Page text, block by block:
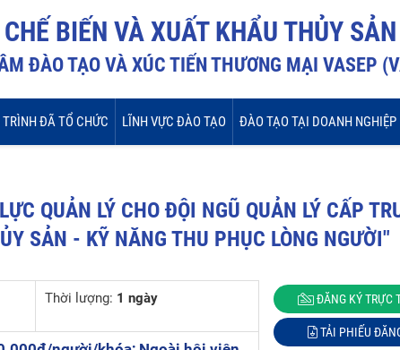
BIẾN VÀ XUẤT KHẨU THỦY
ĐÀO TẠO VÀ XÚC TIẾN THƯƠNG MẠI VASEP
TRÌNH ĐÃ TỔ CHỨC LĨNH VỰC ĐÀO TẠO ĐÀO TẠO TẠI DOANH NGHIỆP
QUẢN LÝ CHO ĐỘI NGŨ QUẢN LÝ CẤP
SẢN - KỸ NĂNG THU PHỤC LÒNG NGƯỜI"
Thời lượng: 1 ngày ĐĂNG KÝ TRỰC
TẢI PHIẾU